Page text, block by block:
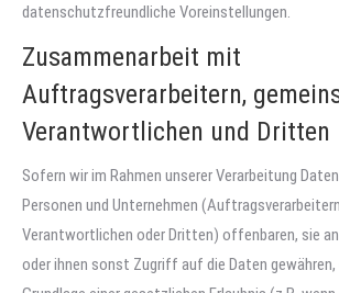
datenschutzfreundliche Voreinstellungen.
Zusammenarbeit mit
Auftragsverarbeitern,
Verantwortlichen und Dritten
Sofern wir im Rahmen unserer Verarbeitung
Personen und Unternehmen
Verantwortlichen oder Dritten) offenbaren, sie
oder ihnen sonst Zugriff auf die Daten